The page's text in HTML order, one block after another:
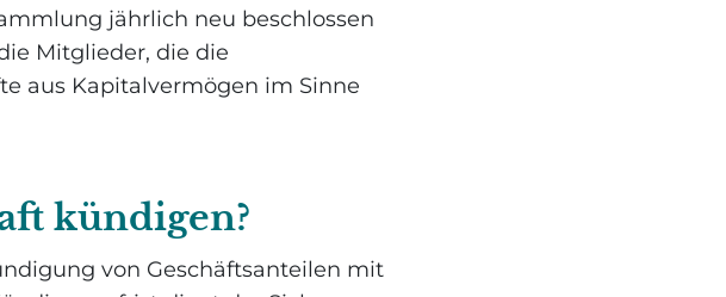
jährlich neu beschlossen
Mitglieder, die die
aus Kapitalvermögen im Sinne
kündigen?
von Geschäftsanteilen mit